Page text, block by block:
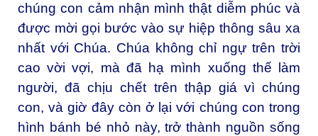
chúng con cảm nhận mình thật diễm phúc và
được mời gọi bước vào sự hiệp thông sâu xa
nhất với Chúa. Chúa không chỉ ngự trên trời
cao vời vợi, mà đã hạ mình xuống thế làm
người, đã chịu chết trên thập giá vì chúng
con, và giờ đây còn ở lại với chúng con trong
hình bánh bé nhỏ này, trở thành nguồn sống